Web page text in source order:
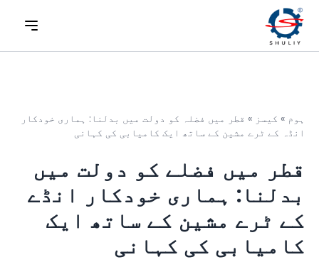
ہوم » کیسز » قطر میں فضلہ کو دولت میں بدلنا: ہماری خودکار
انڈہ کے ٹرے مشین کے ساتھ ایک کامیابی کی کہانی
قطر میں فضلے کو دولت میں
بدلنا: ہماری خودکار انڈے
کے ٹرے مشین کے ساتھ ایک
کامیابی کی کہانی